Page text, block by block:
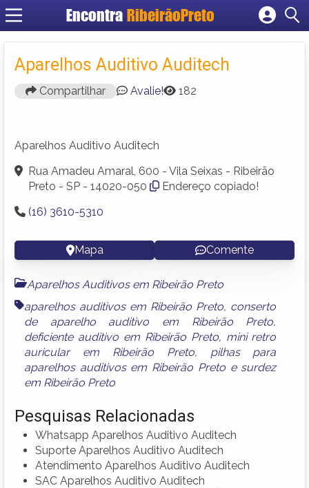
Encontra RibeirãoPreto
Cadastrar empresa
Criar conta
Aparelhos Auditivo Auditech
Compartilhar Avalie! 182
Aparelhos Auditivo Auditech
Rua Amadeu Amaral, 600 - Vila Seixas - Ribeirão
Preto - SP - 14020-050
Endereço copiado!
(16) 3610-5310
Mapa Comente
Aparelhos Auditivos em Ribeirão Preto
aparelhos auditivos em Ribeirão Preto, conserto
de aparelho auditivo em Ribeirão Preto,
deficiente auditivo em Ribeirão Preto, mini retro
auricular em Ribeirão Preto, pilhas para
aparelhos auditivos em Ribeirão Pretoe surdez
em Ribeirão Preto
Pesquisas Relacionadas
Whatsapp Aparelhos Auditivo Auditech
Suporte Aparelhos Auditivo Auditech
Atendimento Aparelhos Auditivo Auditech
SAC Aparelhos Auditivo Auditech